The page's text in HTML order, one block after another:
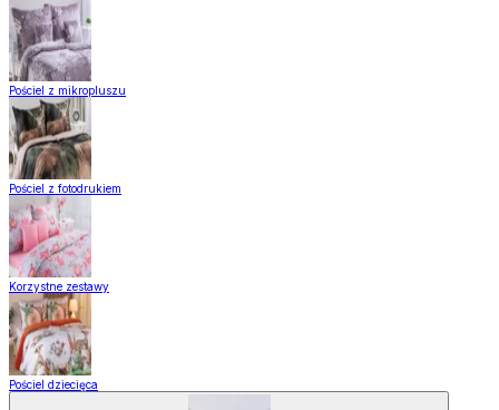
Pościel z mikropluszu
Pościel z fotodrukiem
Korzystne zestawy
Pościel dziecięca